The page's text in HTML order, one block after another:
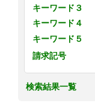
キーワード３
キーワード４
キーワード５
請求記号
検索結果一覧